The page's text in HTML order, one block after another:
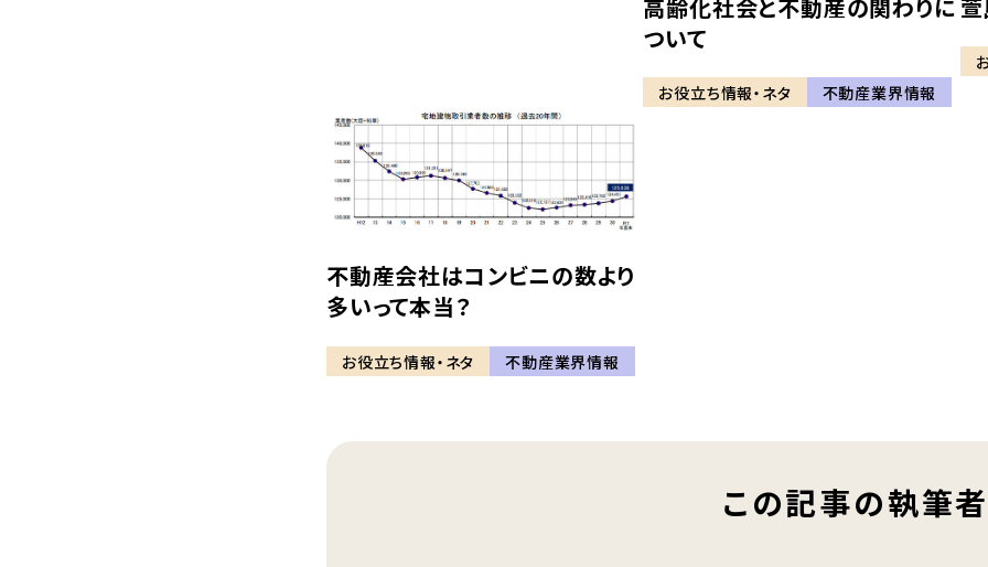
高齢化社会と不動産の関わりに
ついて
お役立ち情報・ネタ 不動産業界情報
不動産会社はコンビニの数より
多いって本当？
お役立ち情報・ネタ 不動産業界情報
この記事の執筆